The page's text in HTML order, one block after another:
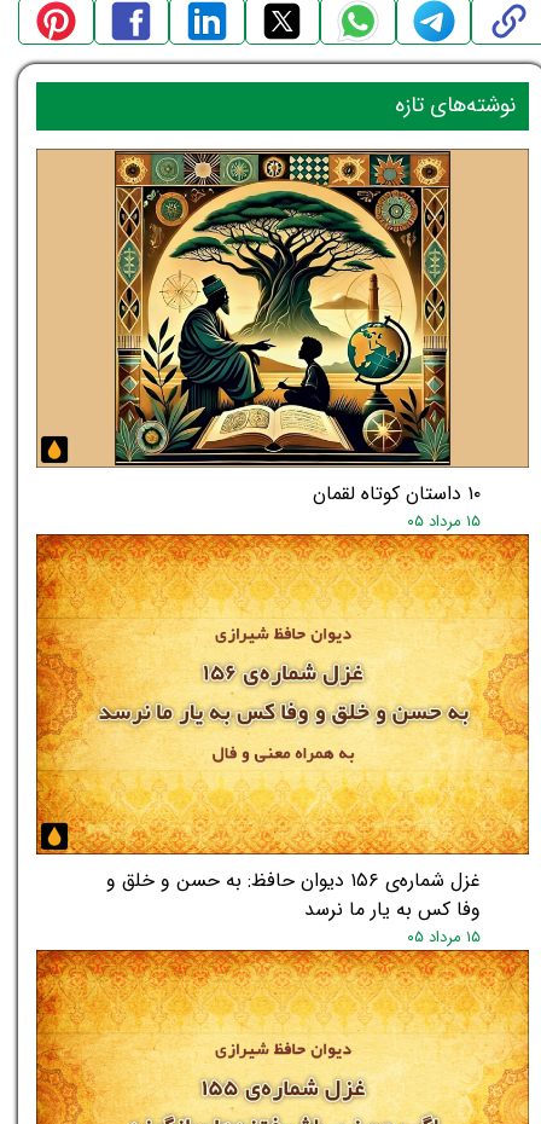
۱۰ داستان کوتاه لقمان
۱۵ مرداد ۰۵
غزل شماره‌ی ۱۵۶ دیوان حافظ: به حسن و خلق و
وفا کس به یار ما نرسد
۱۵ مرداد ۰۵
نوشته‌های تازه